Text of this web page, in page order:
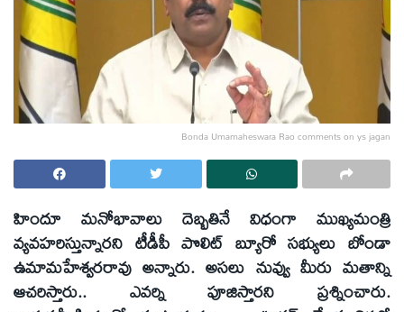
Bonda Umamaheswara Rao comments on ys jagan
హిందూ మనోభావాలు దెబ్బతినే విధంగా ముఖ్యమంత్రి
వ్యవహరిస్తున్నారని టీడీపీ పొలిట్‌ బ్యూరో సభ్యులు బోండా
ఉమామహేశ్వరరావు అన్నారు. అసలు నువ్వు మీరు మతాన్ని
ఆచరిస్తారు.. ఎవర్ని పూజిస్తారని ప్రశ్నించారు.